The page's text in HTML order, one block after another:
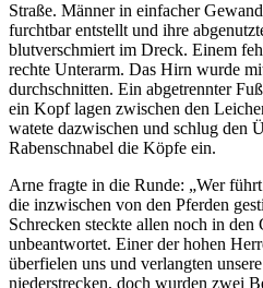
Straße. Männer in einfacher
furchtbar entstellt und ihre
blutverschmiert im Dreck. Einem
rechte Unterarm. Das Hirn wurde
durchschnitten. Ein abgetrennter
ein Kopf lagen zwischen den
watete dazwischen und schlug den
Rabenschnabel die Köpfe ein.
Arne fragte in die Runde: „Wer
die inzwischen von den Pferden
Schrecken steckte allen noch in
unbeantwortet. Einer der hohen
überfielen uns und verlangten
niederstrecken, doch wurden zwei